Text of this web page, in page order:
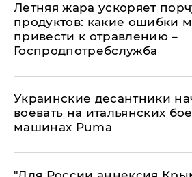
Летняя жара ускоряет
продуктов: какие ошибки
привести к отравлению –
Госпродпотребслужба
Украинские десантники
воевать на итальянских
машинах Puma